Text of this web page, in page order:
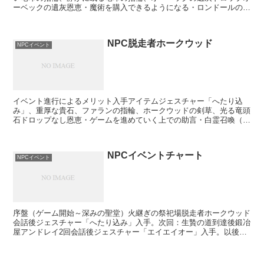
ーベックの遺灰恩恵・魔術を購入できるようになる・ロンドールのユ
NPCイベント NPC脱走者ホークウッド
イベント進行によるメリット入手アイテムジェスチャー「へたり込
み」、重厚な貴石、ファランの指輪、ホークウッドの剣草、光る竜頭
石ドロップなし恩恵・ゲームを進めていく上での助言・白霊召喚（古
NPCイベント NPCイベントチャート
序盤（ゲーム開始～深みの聖堂）火継ぎの祭祀場脱走者ホークウッド
会話後ジェスチャー「へたり込み」入手。次回：生贄の道到達後鍛冶
屋アンドレイ2回会話後ジェスチャー「エイエイオー」入手。以後脱